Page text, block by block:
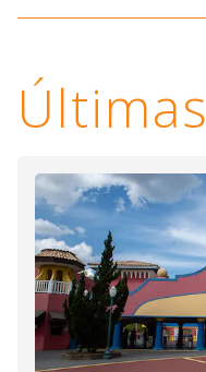
Últimas